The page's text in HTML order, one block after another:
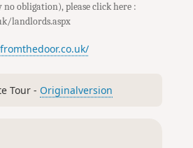
obligation), please click here :
landlords.aspx
Tour - Originalversion